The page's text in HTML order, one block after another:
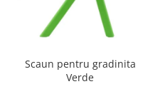
Scaun pentru gradinita
Verde